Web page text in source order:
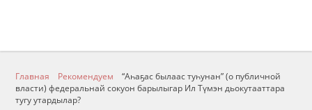
Главная Рекомендуем
“Аһаҕас былаас туһунан” (о публичной
власти) федеральнай сокуон барылыгар Ил Түмэн дьокутааттара
тугу утардылар?